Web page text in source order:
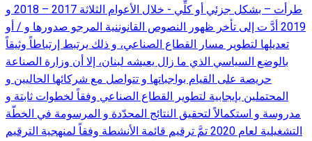
طرأت – بشكل جزئي أو كلِّي - خلال الأعوام الثلاثة 2017 – 2018 و
2019 أدَّ ت إلى تأخر ظهور النصوص القانوننية المرجو صدورها و / أو
تعديلها لتطوير مسار القطاع الصناعي، و ذلك يرتبط إرتباطاً وثيقاً
بالوضع السياسي الذي ما زال يعيشه لبنان، إلا أن وزارة الصناعة
حريصة على القيام بواجباتها و تتواصل مع شركائها الحاليين و
المحتملين بإيجابية لتطوير القطاع الصناعي وفقاً لخطوات ثابتة و
مدروسة و استكمالاً لتحقيق النتائج المحدّدة و المرسومة في الخطّة
التشغيلية لعام 2020 تمَّ ترقيم قائمة الأنشطة وفقاً لمنهجية الترقيم